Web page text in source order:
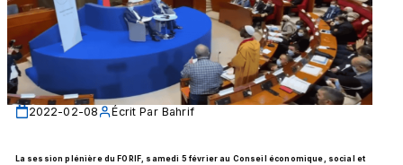
2022-02-08 Écrit Par Bahrif
La session plénière du FORIF, samedi 5 février au Conseil économique, social et